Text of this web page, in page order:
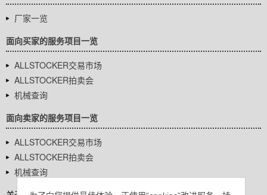
厂家一览
面向买家的服务项目一览
ALLSTOCKER交易市场
ALLSTOCKER拍卖会
机械查询
面向卖家的服务项目一览
ALLSTOCKER交易市场
ALLSTOCKER拍卖会
机械查询